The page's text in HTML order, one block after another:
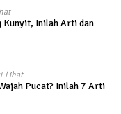
Kunyit, Inilah Arti dan
Lihat
Pucat? Inilah 7 Arti